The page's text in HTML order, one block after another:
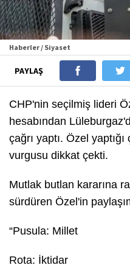
Haberler / Siyaset
PAYLAŞ
CHP'nin seçilmiş lideri
hesabından
çağrı yaptı. Özel
vurgusu dikkat çekti.
Mutlak butlan kararına
sürdüren Özel'in
“Pusula: Millet
Rota: İktidar